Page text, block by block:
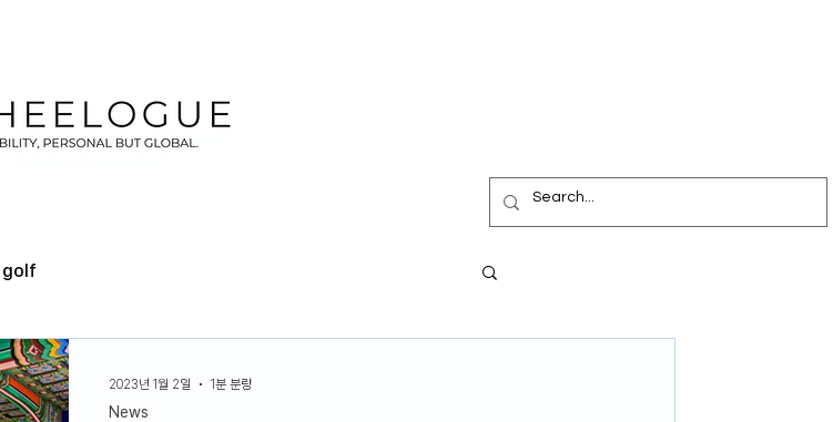
golf
News
2023년 1월 2일 1분 분량